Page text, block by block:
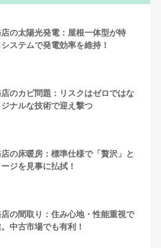
の太陽光発電：屋根一体型が特
ステムで発電効率を維持！
のカビ問題：リスクはゼロではな
ナルな技術で迎え撃つ
の床暖房：標準仕様で「贅沢」と
ジを見事に払拭！
の間取り：住み心地・性能重視で
中古市場でも有利！